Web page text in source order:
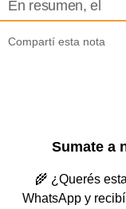
En resumen, el
Compartí esta nota
Sumate a
🌾 ¿Querés
WhatsApp y